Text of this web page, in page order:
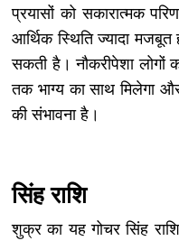
प्रयासों को सकारात्मक
आर्थिक स्थिति ज्यादा
सकती है। नौकरीपेशा लोगों
तक भाग्य का साथ मिलेगा
की संभावना है।
सिंह राशि
शुक्र का यह गोचर सिंह